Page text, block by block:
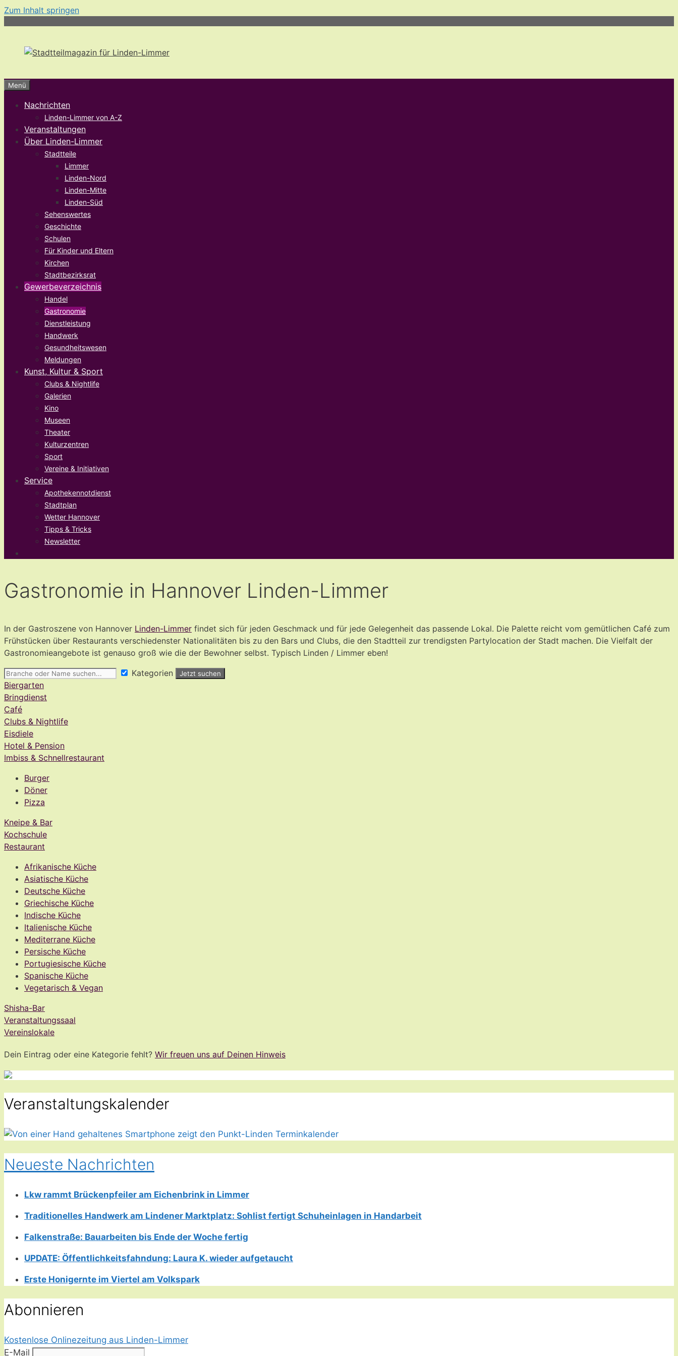
Zum Inhalt springen
Menü
Nachrichten
Linden-Limmer von A-Z
Veranstaltungen
Über Linden-Limmer
Stadtteile
Limmer
Linden-Nord
Linden-Mitte
Linden-Süd
Sehenswertes
Geschichte
Schulen
Für Kinder und Eltern
Kirchen
Stadtbezirksrat
Gewerbeverzeichnis
Handel
Gastronomie
Dienstleistung
Handwerk
Gesundheitswesen
Meldungen
Kunst, Kultur & Sport
Clubs & Nightlife
Galerien
Kino
Museen
Theater
Kulturzentren
Sport
Vereine & Initiativen
Service
Apothekennotdienst
Stadtplan
Wetter Hannover
Tipps & Tricks
Newsletter
Gastronomie in Hannover Linden-Limmer
In der Gastroszene von Hannover Linden-Limmer findet sich für jeden Geschmack und für jede Gelegenheit das passende Lokal. Die Palette reicht vom gemütlichen Café zum
Frühstücken über Restaurants verschiedenster Nationalitäten bis zu den Bars und Clubs, die den Stadtteil zur trendigsten Partylocation der Stadt machen. Die Vielfalt der
Gastronomieangebote ist genauso groß wie die der Bewohner selbst. Typisch Linden / Limmer eben!
Kategorien
Jetzt suchen
Biergarten
Bringdienst
Café
Clubs & Nightlife
Eisdiele
Hotel & Pension
Imbiss & Schnellrestaurant
Burger
Döner
Pizza
Kneipe & Bar
Kochschule
Restaurant
Afrikanische Küche
Asiatische Küche
Deutsche Küche
Griechische Küche
Indische Küche
Italienische Küche
Mediterrane Küche
Persische Küche
Portugiesische Küche
Spanische Küche
Vegetarisch & Vegan
Shisha-Bar
Veranstaltungssaal
Vereinslokale
Dein Eintrag oder eine Kategorie fehlt? Wir freuen uns auf Deinen Hinweis
Veranstaltungskalender
Neueste Nachrichten
Lkw rammt Brückenpfeiler am Eichenbrink in Limmer
Traditionelles Handwerk am Lindener Marktplatz: Sohlist fertigt Schuheinlagen in Handarbeit
Falkenstraße: Bauarbeiten bis Ende der Woche fertig
UPDATE: Öffentlichkeitsfahndung: Laura K. wieder aufgetaucht
Erste Honigernte im Viertel am Volkspark
Abonnieren
Kostenlose Onlinezeitung aus Linden-Limmer
E-Mail